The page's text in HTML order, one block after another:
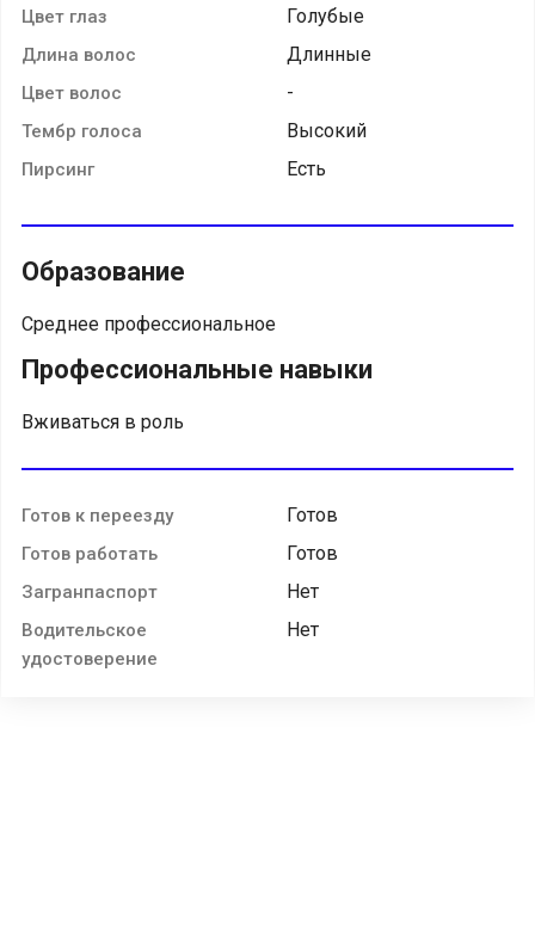
Цвет глаз Голубые
Длина волос Длинные
Цвет волос -
Тембр голоса Высокий
Пирсинг Есть
Образование
Среднее профессиональное
Профессиональные навыки
Вживаться в роль
Готов к переезду Готов
Готов работать Готов
Загранпаспорт Нет
Водительское
удостоверение
Нет